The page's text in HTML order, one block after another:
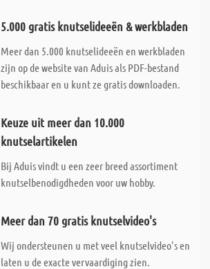
5.000 gratis knutselideeën & werkbladen
Meer dan 5.000 knutselideeën en werkbladen
zijn op de website van Aduis als PDF-bestand
beschikbaar en u kunt ze gratis downloaden.
Keuze uit meer dan 10.000
knutselartikelen
Bij Aduis vindt u een zeer breed assortiment
knutselbenodigdheden voor uw hobby.
Meer dan 70 gratis knutselvideo's
Wij ondersteunen u met veel knutselvideo's en
laten u de exacte vervaardiging zien.